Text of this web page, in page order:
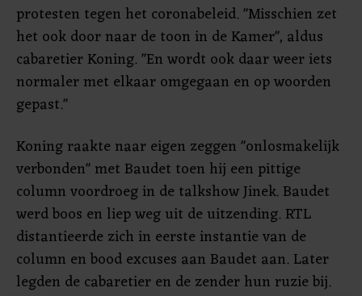
protesten tegen het coronabeleid. "Misschien zet
het ook door naar de toon in de Kamer", aldus
cabaretier Koning. "En wordt ook daar weer iets
normaler met elkaar omgegaan en op woorden
gepast."
Koning raakte naar eigen zeggen "onlosmakelijk
verbonden" met Baudet toen hij een pittige
column voordroeg in de talkshow Jinek. Baudet
werd boos en liep weg uit de uitzending. RTL
distantieerde zich in eerste instantie van de
column en bood excuses aan Baudet aan. Later
legden de cabaretier en de zender hun ruzie bij.